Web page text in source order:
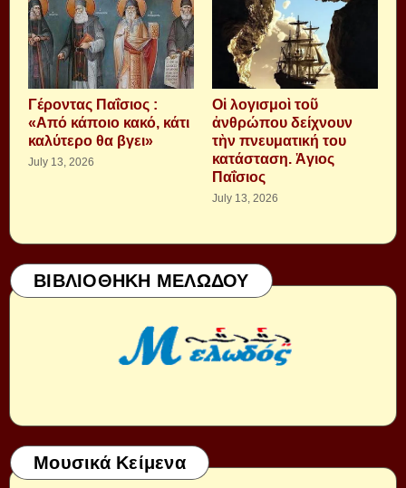
Γέροντας Παΐσιος :
«Από κάποιο κακό, κάτι
καλύτερο θα βγει»
July 13, 2026
Οἱ λογισμοὶ τοῦ
ἀνθρώπου δείχνουν
τὴν πνευματική του
κατάσταση. Ἁγιος
Παΐσιος
July 13, 2026
ΒΙΒΛΙΟΘΗΚΗ ΜΕΛΩΔΟΥ
Μουσικά Κείμενα